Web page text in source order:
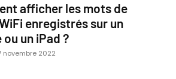
afficher les mots de
enregistrés sur un
ou un iPad ?
novembre 2022